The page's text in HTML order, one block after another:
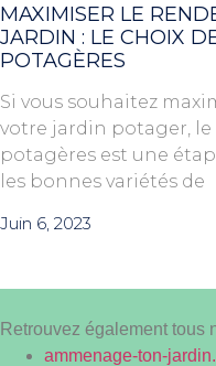
MAXIMISER LE
JARDIN : LE CHOIX
POTAGÈRES
Si vous souhaitez
votre jardin potager, le
potagères est une
les bonnes variétés de
Juin 6, 2023
Retrouvez également tous
ammenage-ton-